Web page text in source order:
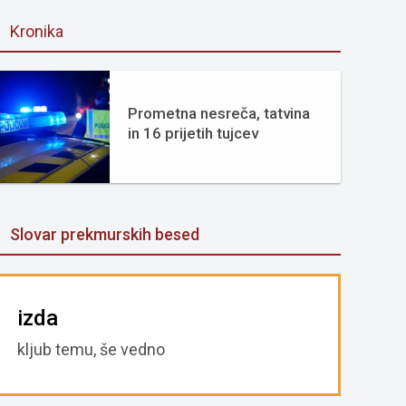
Kronika
Prometna nesreča, tatvina
in 16 prijetih tujcev
Slovar prekmurskih besed
izda
kljub temu, še vedno